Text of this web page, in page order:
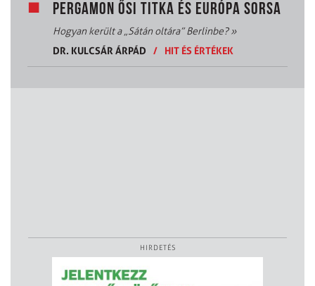
PERGAMON ŐSI TITKA ÉS EURÓPA SORSA
Hogyan került a „Sátán oltára” Berlinbe?»
DR. KULCSÁR ÁRPÁD
/ HIT ÉS ÉRTÉKEK
HIRDETÉS